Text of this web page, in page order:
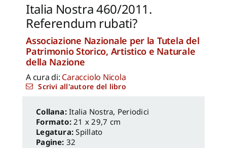
Italia Nostra 460/2011.
Referendum rubati?
Associazione Nazionale per la Tutela del
Patrimonio Storico, Artistico e Naturale
della Nazione
A cura di: Caracciolo Nicola
Scrivi all'autore del libro
Italia Nostra, Periodici
Formato:21 x 29,7 cm
Legatura:Spillato
Pagine: 32